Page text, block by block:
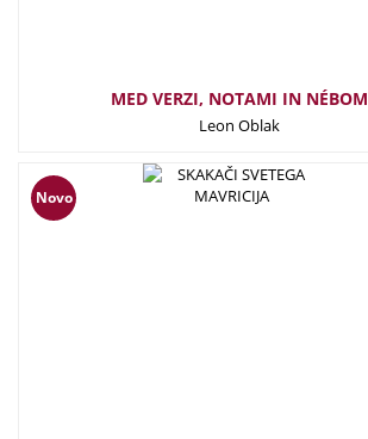
MED VERZI, NOTAMI IN NÉBOM
Leon Oblak
Novo 29,50 €